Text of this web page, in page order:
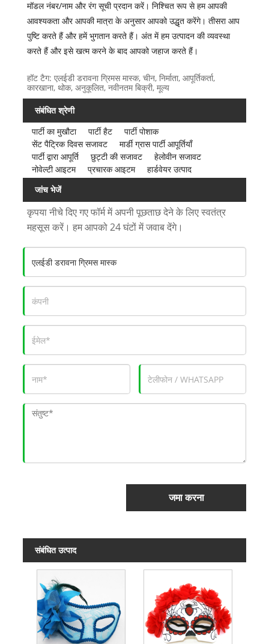
मॉडल नंबर/नाम और रंग सूची प्रदान करें। निश्चित रूप से हम आपकी
आवश्यकता और आपकी मात्रा के अनुसार आपको उद्धृत करेंगे। तीसरा आप
पुष्टि करते हैं और हमें भुगतान करते हैं। अंत में हम उत्पादन की व्यवस्था
करते हैं और इसे खत्म करने के बाद आपको जहाज करते हैं।
हॉट टैग: एलईडी डरावना ग्रिमस मास्क, चीन, निर्माता, आपूर्तिकर्ता,
कारखाना, थोक, अनुकूलित, नवीनतम बिक्री, मूल्य
संबंधित श्रेणी
पार्टी का मुखौटा
पार्टी हैट
पार्टी पोशाक
सेंट पैट्रिक दिवस सजावट
मार्डी ग्रास पार्टी आपूर्तियाँ
पार्टी द्वारा आपूर्ति
छुट्टी की सजावट
हेलोवीन सजावट
नोवेल्टी आइटम
प्रचारक आइटम
हार्डवेयर उत्पाद
जांच भेजें
कृपया नीचे दिए गए फॉर्म में अपनी पूछताछ देने के लिए स्वतंत्र
महसूस करें। हम आपको 24 घंटों में जवाब देंगे।
जमा करना
संबंधित उत्पाद